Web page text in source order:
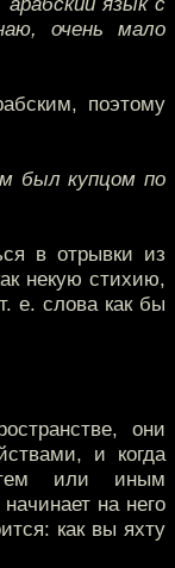
очень мало
поэтому
был купцом по
в отрывки из
некую стихию,
е. слова как бы
они
и когда
тем или иным
на него
как вы яхту